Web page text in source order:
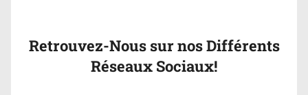
Retrouvez-Nous sur nos Différents
Réseaux Sociaux!